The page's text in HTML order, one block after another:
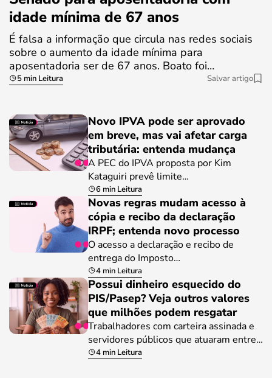
idade mínima de 67 anos
É falsa a informação que circula nas redes sociais
sobre o aumento da idade mínima para
aposentadoria ser de 67 anos. Boato foi…
5 min Leitura Salvar artigo
Novo IPVA pode ser aprovado
em breve, mas vai afetar carga
tributária: entenda mudança
A PEC do IPVA proposta por Kim
Kataguiri prevê limite…
6 min Leitura
Novas regras mudam acesso à
cópia e recibo da declaração
IRPF; entenda novo processo
O acesso a declaração e recibo de
entrega do Imposto…
4 min Leitura
Possui dinheiro esquecido do
PIS/Pasep? Veja outros valores
que milhões podem resgatar
Trabalhadores com carteira assinada e
servidores públicos que atuaram entre…
4 min Leitura